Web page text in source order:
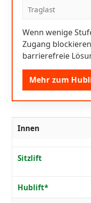
Traglast
Wenn wenige
Zugang
barrierefreie
Mehr zum
Innen
Sitzlift
Hublift*